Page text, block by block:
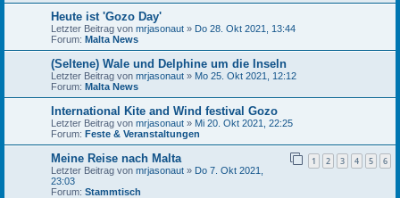
Heute ist 'Gozo Day'
Letzter Beitrag von mrjasonaut » Do 28. Okt 2021, 13:44
Forum: Malta News
(Seltene) Wale und Delphine um die Inseln
Letzter Beitrag von mrjasonaut » Mo 25. Okt 2021, 12:12
Forum: Malta News
International Kite and Wind festival Gozo
Letzter Beitrag von mrjasonaut » Mi 20. Okt 2021, 22:25
Forum: Feste & Veranstaltungen
Meine Reise nach Malta 1 2 3 4 5 6
Letzter Beitrag von mrjasonaut » Do 7. Okt 2021,
23:03
Forum: Stammtisch